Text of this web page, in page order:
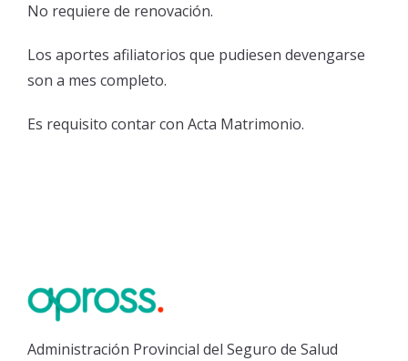
Farmacias Adheridas
Red de Farmacias – Leches
Reclamos Preliquidaciones
Tutorial Empadronamiento Oncológico
No requiere de renovación.
Los aportes afiliatorios que pudiesen devengarse
son a mes completo.
Es requisito contar con Acta Matrimonio.
Administración Provincial del Seguro de Salud